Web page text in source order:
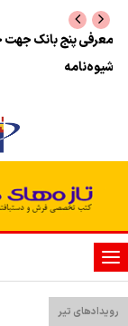
نرخ بازگشت ارز حاصل
تغییر
وضعیت
ناوبری
رویدادهای تیر